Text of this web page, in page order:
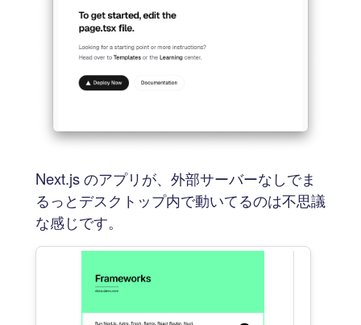
Next.js のアプリが、外部サーバーなしでま
るっとデスクトップ内で動いてるのは不思議
な感じです。